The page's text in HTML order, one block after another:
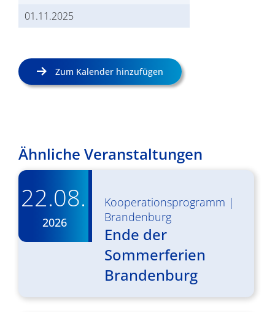
01.11.2025
Zum Kalender hinzufügen
Ähnliche Veranstaltungen
22.08.
2026
Kooperationsprogramm |
Brandenburg
Ende der
Sommerferien
Brandenburg